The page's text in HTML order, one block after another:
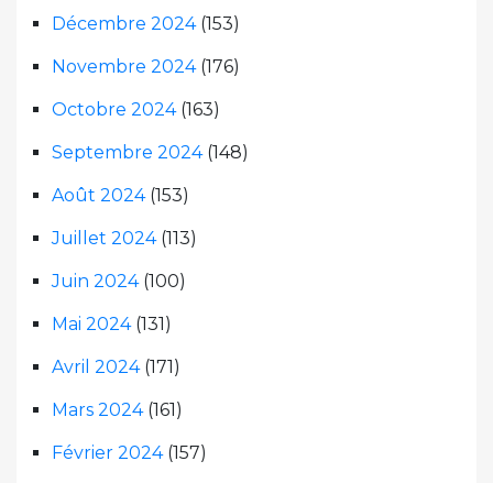
Décembre 2024(153)
Novembre 2024(176)
Octobre 2024(163)
Septembre 2024(148)
Août 2024(153)
Juillet 2024(113)
Juin 2024(100)
Mai 2024(131)
Avril 2024(171)
Mars 2024(161)
Février 2024(157)